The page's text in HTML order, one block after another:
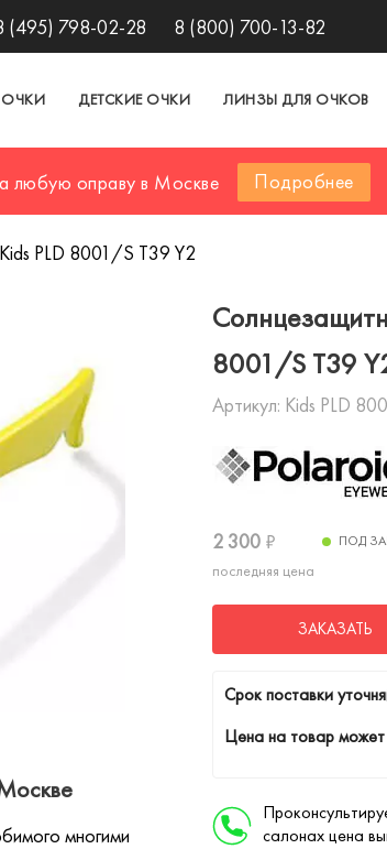
(495) 798-02-28 8 (800) 700-13-82
ДЕТСКИЕ ОЧКИ ЛИНЗЫ ДЛЯ ОЧКОВ
любую оправу в Москве Подробнее
PLD 8001/S T39 Y2
8001/S T39
Артикул: Kids PLD
2 300 ₽
последняя цена
ПОД
ЗАКАЗАТЬ
Cрок поставки
Цена на товар может
салонах цена
многими